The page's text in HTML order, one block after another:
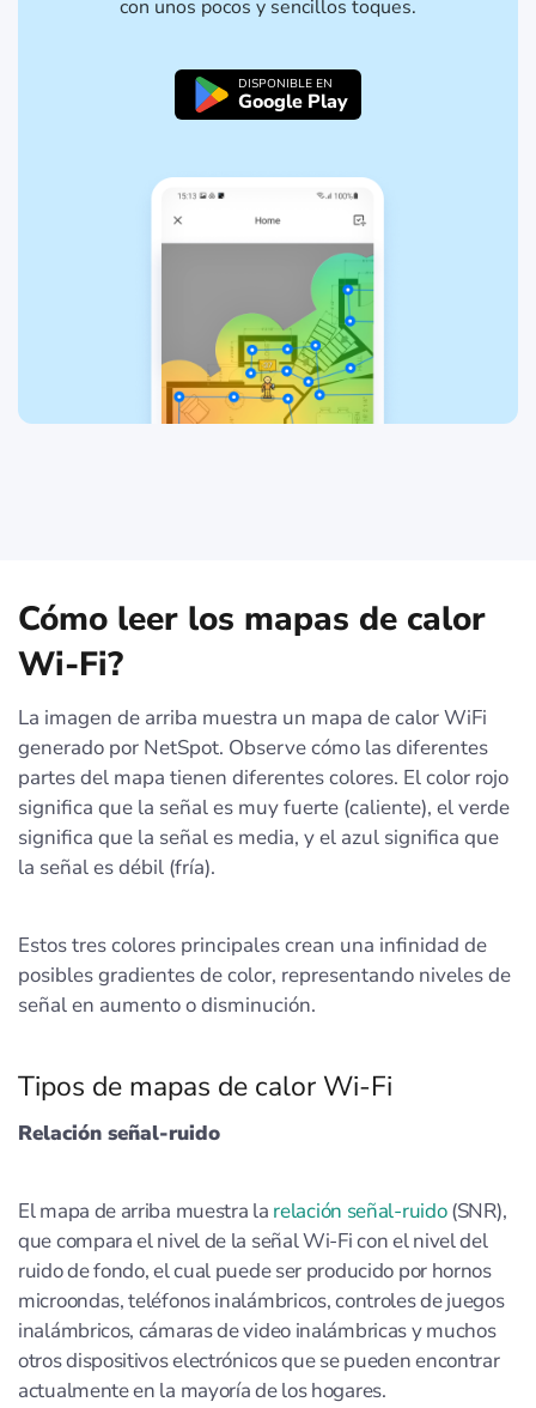
con unos pocos y sencillos toques.
DISPONIBLE EN
Google Play
Cómo leer los mapas de calor
Wi-Fi?
La imagen de arriba muestra un mapa de calor WiFi
generado por NetSpot. Observe cómo las diferentes
partes del mapa tienen diferentes colores. El color rojo
significa que la señal es muy fuerte (caliente), el verde
significa que la señal es media, y el azul significa que
la señal es débil (fría).
Estos tres colores principales crean una infinidad de
posibles gradientes de color, representando niveles de
señal en aumento o disminución.
Tipos de mapas de calor Wi-Fi
Relación señal-ruido
El mapa de arriba muestra la relación señal-ruido(SNR),
que compara el nivel de la señal Wi-Fi con el nivel del
ruido de fondo, el cual puede ser producido por hornos
microondas, teléfonos inalámbricos, controles de juegos
inalámbricos, cámaras de video inalámbricas y muchos
otros dispositivos electrónicos que se pueden encontrar
actualmente en la mayoría de los hogares.